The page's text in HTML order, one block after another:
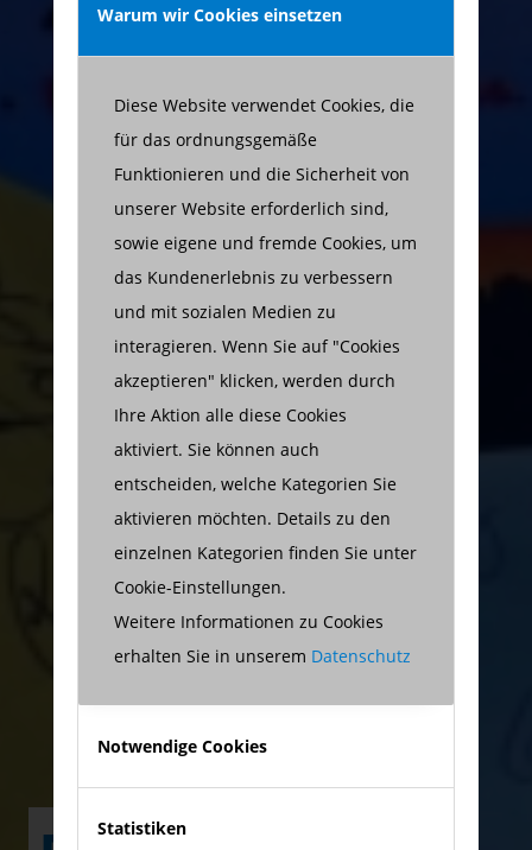
Warum wir Cookies einsetzen
Diese Website verwendet Cookies, die
für das ordnungsgemäße
Funktionieren und die Sicherheit von
unserer Website erforderlich sind,
sowie eigene und fremde Cookies, um
das Kundenerlebnis zu verbessern
und mit sozialen Medien zu
interagieren. Wenn Sie auf "Cookies
akzeptieren" klicken, werden durch
Ihre Aktion alle diese Cookies
aktiviert. Sie können auch
entscheiden, welche Kategorien Sie
aktivieren möchten. Details zu den
einzelnen Kategorien finden Sie unter
Cookie-Einstellungen.
Weitere Informationen zu Cookies
erhalten Sie in unserem Datenschutz
Notwendige Cookies
Statistiken